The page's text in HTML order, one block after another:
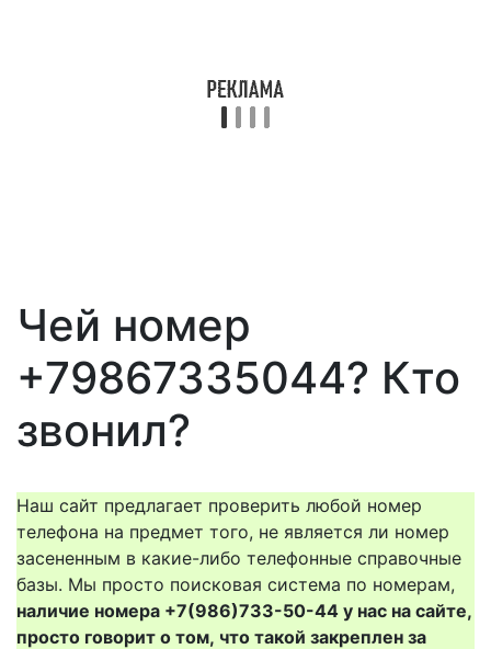
Чей номер
+79867335044? Кто
звонил?
Наш сайт предлагает проверить любой номер
телефона на предмет того, не является ли номер
засененным в какие-либо телефонные справочные
базы. Мы просто поисковая система по номерам,
наличие номера +7(986)733-50-44 у нас на сайте,
просто говорит о том, что такой закреплен за